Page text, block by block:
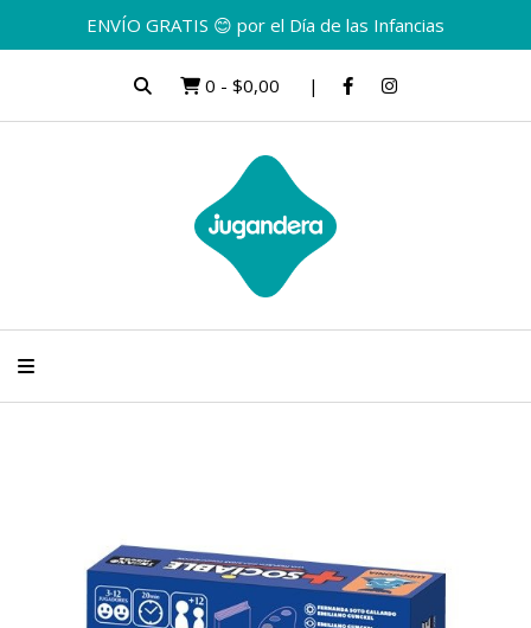
ENVÍO GRATIS 😊 por el Día de las Infancias
0 - $0,00